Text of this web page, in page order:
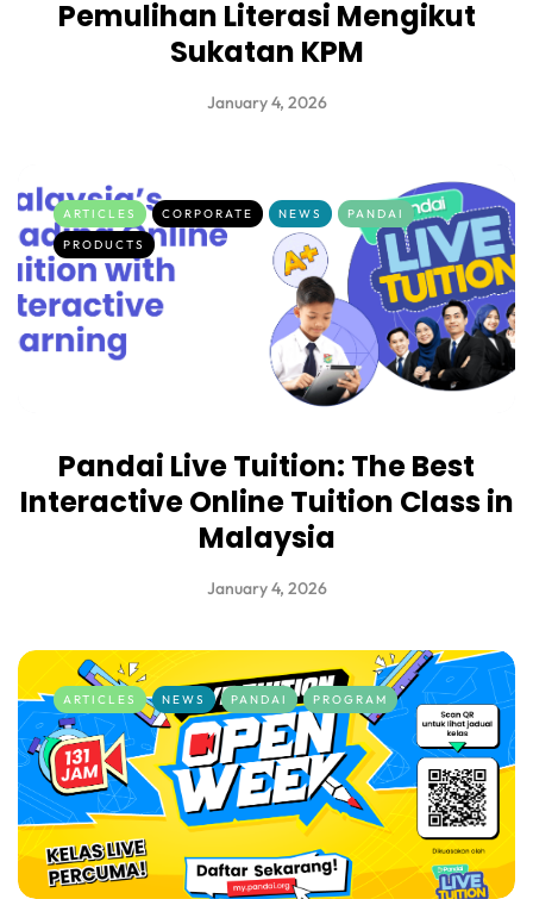
Pemulihan Literasi Mengikut
Sukatan KPM
January 4, 2026
ARTICLES CORPORATE NEWS
PANDAI
PRODUCTS
Pandai Live Tuition: The Best
Interactive Online Tuition Class in
Malaysia
January 4, 2026
ARTICLES NEWS PANDAI PROGRAM